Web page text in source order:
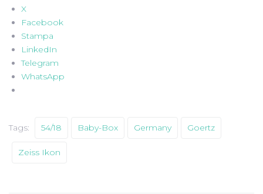
X
Facebook
Stampa
LinkedIn
Telegram
WhatsApp
Tags: 54/18 Baby-Box Germany Goertz
Zeiss Ikon